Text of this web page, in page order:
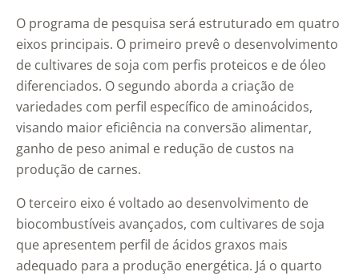
O programa de pesquisa será estruturado em quatro
eixos principais. O primeiro prevê o desenvolvimento
de cultivares de soja com perfis proteicos e de óleo
diferenciados. O segundo aborda a criação de
variedades com perfil específico de aminoácidos,
visando maior eficiência na conversão alimentar,
ganho de peso animal e redução de custos na
produção de carnes.
O terceiro eixo é voltado ao desenvolvimento de
biocombustíveis avançados, com cultivares de soja
que apresentem perfil de ácidos graxos mais
adequado para a produção energética. Já o quarto